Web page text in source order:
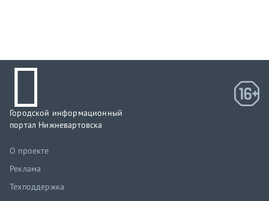
Городской информационный
портал Нижневартовска
О проекте
Реклама
Техподдержка